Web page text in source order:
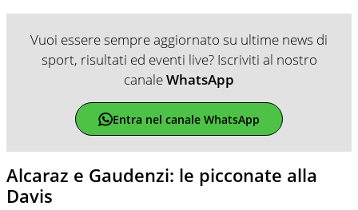
Vuoi essere sempre aggiornato su ultime news di
sport, risultati ed eventi live? Iscriviti al nostro
canaleWhatsApp
Entra nel canale WhatsApp
Alcaraz e Gaudenzi: le picconate alla
Davis